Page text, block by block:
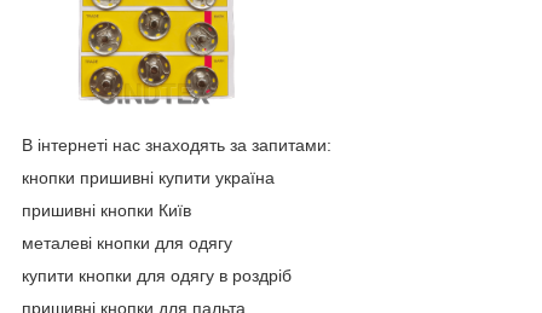
В інтернеті нас знаходять за запитами:
кнопки пришивні купити україна
пришивні кнопки Київ
металеві кнопки для одягу
купити кнопки для одягу в роздріб
пришивні кнопки для пальта